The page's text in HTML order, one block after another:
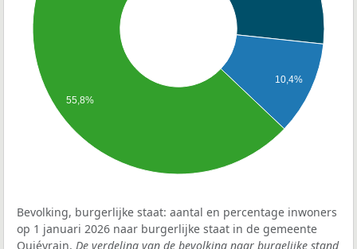
10,4%
55,8%
Bevolking, burgerlijke staat: aantal en percentage inwoners
op 1 januari 2026 naar burgerlijke staat in de gemeente
Quiévrain. De verdeling van de bevolking naar burgelijke stand